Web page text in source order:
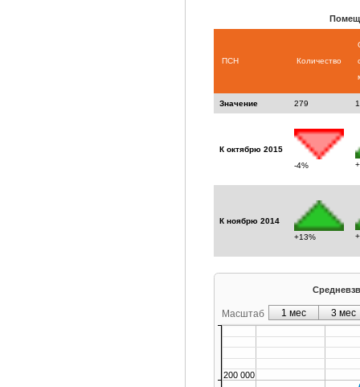
ПСН Количество
Значение 279
К октябрю 2015
-4%
К ноябрю 2014
+13%
Масштаб
200 000
1 мес 3 мес